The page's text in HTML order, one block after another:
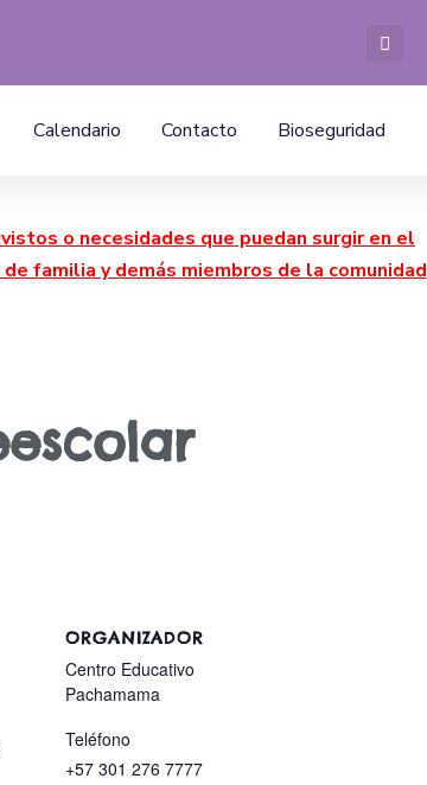
Calendario Contacto Bioseguridad
o necesidades que puedan surgir en el
familia y demás miembros de la comunidad
ORGANIZADOR
Centro Educativo
Pachamama
Teléfono
+57 301 276 7777